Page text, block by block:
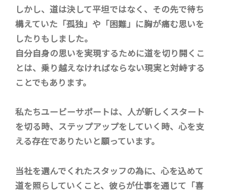
しかし、道は決して平坦ではなく、その先で待ち
構えていた「孤独」や「困難」に胸が痛む思いを
したりもしました。
自分自身の思いを実現するために道を切り開くこ
とは、乗り越えなければならない現実と対峙する
ことでもあります。
私たちユービーサポートは、人が新しくスタート
を切る時、ステップアップをしていく時、心を支
える存在でありたいと願っています。
当社を選んでくれたスタッフの為に、心を込めて
道を照らしていくこと、彼らが仕事を通じて「喜